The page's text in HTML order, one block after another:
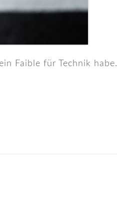
Faible für Technik habe.